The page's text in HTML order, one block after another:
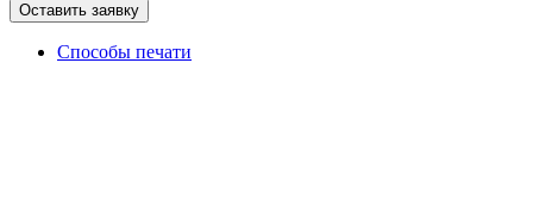
Оставить заявку
Способы печати